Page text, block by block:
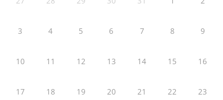
3 4 5 6 7 8 9
10 11 12 13 14 15 16
17 18 19 20 21 22 23